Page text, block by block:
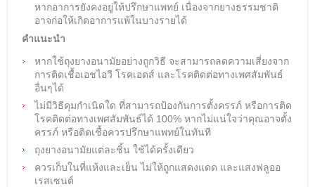
หากอาการยังคงอยู่ให้ปรึกษาแพทย์ เนื่องจากยางธรรมชาติ
อาจก่อให้เกิดอาการแพ้ในบางรายได้
คำแนะนำ
หากใช้ถุงยางอนามัยอย่างถูกวิธี จะสามารถลดความเสี่ยงจาก
การติดเชื้อเอชไอวี โรคเอดส์ และโรคติดต่อทางเพศสัมพันธ์
อื่นๆได้
ไม่มีวิธีคุมกำเนิดใด ที่สามารถป้องกันการตั้งครรภ์ หรือการติด
โรคติดต่อทางเพศสัมพันธ์ได้ 100% หากไม่แน่ใจว่าคุณอาจตั้ง
ครรภ์ หรือติดเชื้อควรปรึกษาแพทย์ในทันที
ถุงยางอนามัยแต่ละชิ้น ใช้ได้ครั้งเดียว
ควรเก็บในที่แห้งและเย็น ไม่ให้ถูกแสดงแดด และแสงฟลูออ
เรสเซนต์